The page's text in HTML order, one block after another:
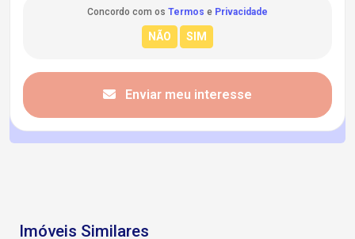
Concordo com os Termos e Privacidade
Enviar meu interesse
Imóveis Similares